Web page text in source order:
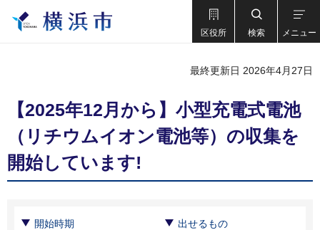
区役所 検索 メニュー
最終更新日 2026年4月27日
【2025年12月から】小型充電式電池
（リチウムイオン電池等）の収集を
開始しています!
開始時期 出せるもの